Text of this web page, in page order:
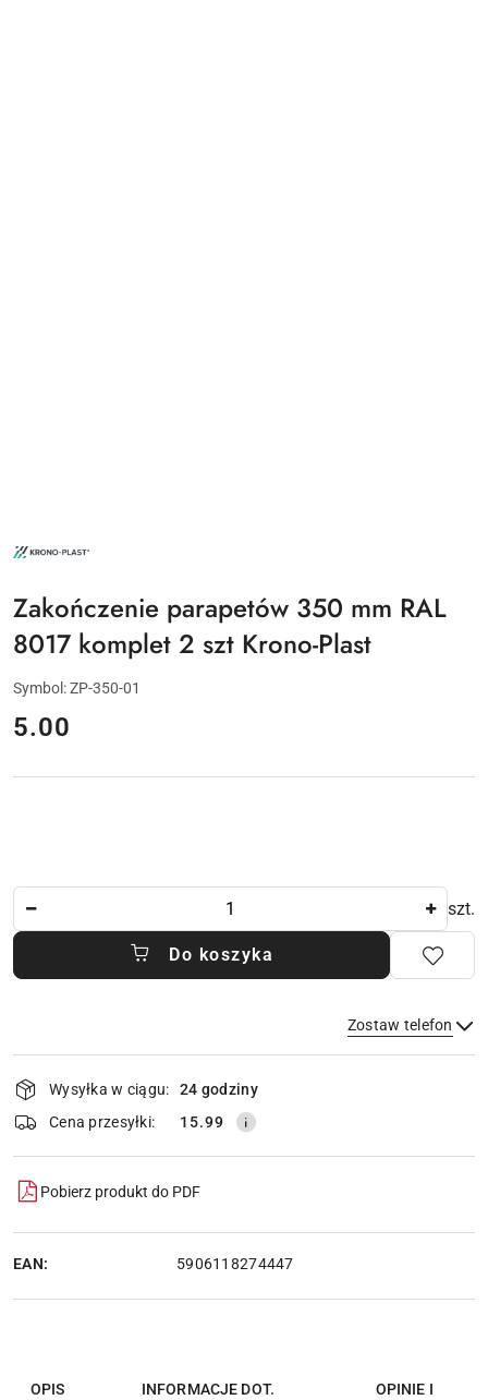
NAZWA
PRODUCENTA:
Zakończenie parapetów 350 mm RAL
8017 komplet 2 szt Krono-Plast
Symbol:ZP-350-01
cena:
5.00
szt.
Do koszyka
Zostaw telefon
Wyślij
Dostępność
i
dostawa
Wysyłka w ciągu:
24 godziny
Cena przesyłki:
15.99
Pobierz produkt do PDF
EAN: 5906118274447
OPIS INFORMACJE DOT. OPINIE I